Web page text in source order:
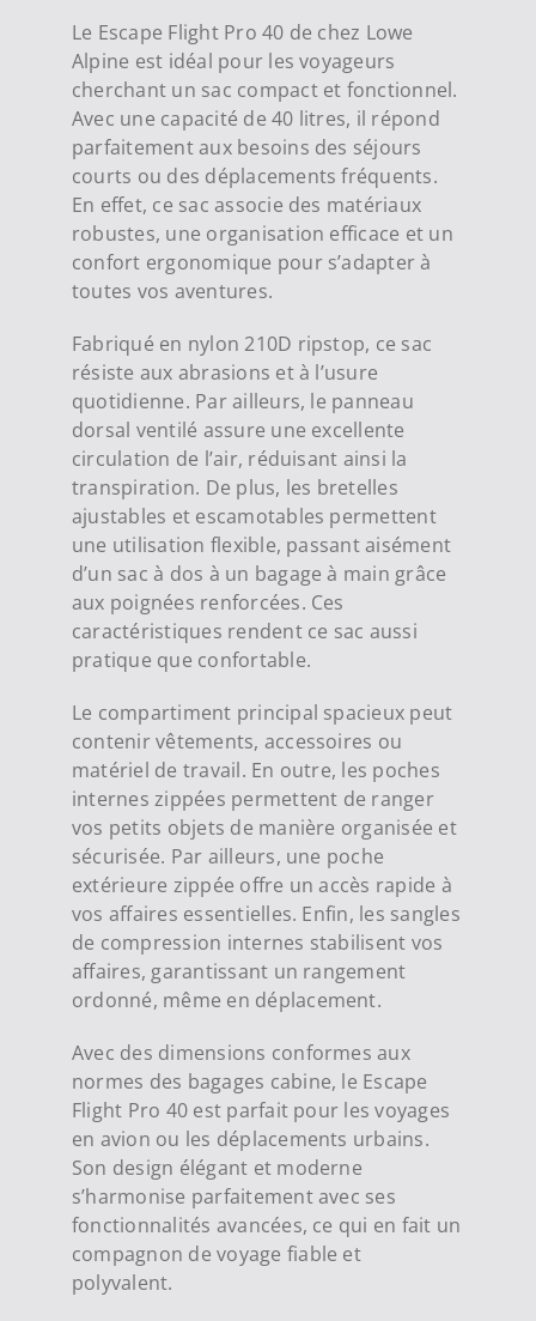
Le Escape Flight Pro 40 de chez Lowe
Alpine est idéal pour les voyageurs
cherchant un sac compact et fonctionnel.
Avec une capacité de 40 litres, il répond
parfaitement aux besoins des séjours
courts ou des déplacements fréquents.
En effet, ce sac associe des matériaux
robustes, une organisation efficace et un
confort ergonomique pour s’adapter à
toutes vos aventures.
Fabriqué en nylon 210D ripstop, ce sac
résiste aux abrasions et à l’usure
quotidienne. Par ailleurs, le panneau
dorsal ventilé assure une excellente
circulation de l’air, réduisant ainsi la
transpiration. De plus, les bretelles
ajustables et escamotables permettent
une utilisation flexible, passant aisément
d’un sac à dos à un bagage à main grâce
aux poignées renforcées. Ces
caractéristiques rendent ce sac aussi
pratique que confortable.
Le compartiment principal spacieux peut
contenir vêtements, accessoires ou
matériel de travail. En outre, les poches
internes zippées permettent de ranger
vos petits objets de manière organisée et
sécurisée. Par ailleurs, une poche
extérieure zippée offre un accès rapide à
vos affaires essentielles. Enfin, les sangles
de compression internes stabilisent vos
affaires, garantissant un rangement
ordonné, même en déplacement.
Avec des dimensions conformes aux
normes des bagages cabine, le Escape
Flight Pro 40 est parfait pour les voyages
en avion ou les déplacements urbains.
Son design élégant et moderne
s’harmonise parfaitement avec ses
fonctionnalités avancées, ce qui en fait un
compagnon de voyage fiable et
polyvalent.